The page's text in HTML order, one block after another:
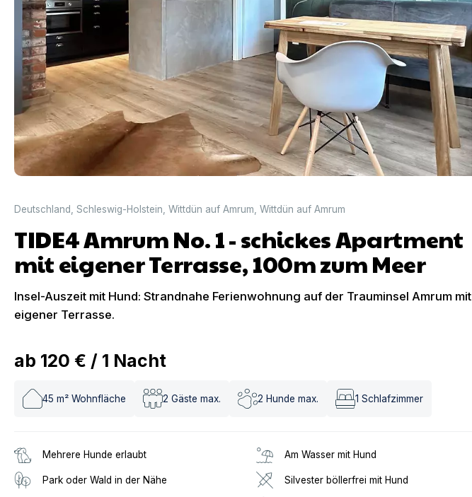
Deutschland Schleswig-Holstein Wittdün auf Amrum Wittdün auf Amrum
TIDE4 Amrum No. 1 - schickes Apartment
mit eigener Terrasse, 100m zum Meer
Insel-Auszeit mit Hund: Strandnahe Ferienwohnung auf der Trauminsel Amrum mit
eigener Terrasse.
ab 120 € / 1 Nacht
45 m² Wohnfläche 2 Gäste max. 2 Hunde max. 1 Schlafzimmer
Mehrere Hunde erlaubt Am Wasser mit Hund
Park oder Wald in der Nähe Silvester böllerfrei mit Hund